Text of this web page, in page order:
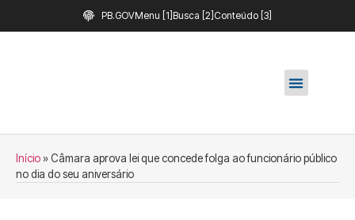
PB.GOVMenu [1] Busca [2] Conteúdo [3]
Início»Câmara aprova lei que concede folga ao funcionário público
no dia do seu aniversário